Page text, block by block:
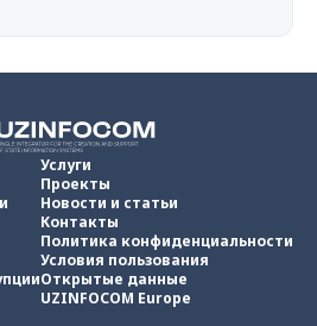
Услуги
Проекты
Новости и статьи
Контакты
Политика конфиденциальности
Условия пользования
Открытые данные
UZINFOCOM Europe